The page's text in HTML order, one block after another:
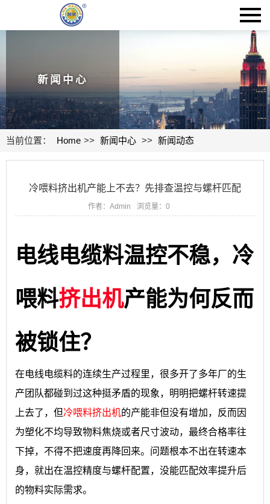
新闻中心
当前位置： Home >> 新闻中心 >> 新闻动态
冷喂料挤出机产能上不去？先排查温控与螺杆匹配
作者：Admin 浏览量： 0
电线电缆料温控不稳，冷
喂料挤出机产能为何反而
被锁住？
在电线电缆料的连续生产过程里，很多开了多年厂的生
产团队都碰到过这种挺矛盾的现象，明明把螺杆转速提
上去了，但冷喂料挤出机的产能非但没有增加，反而因
为塑化不均导致物料焦烧或者尺寸波动，最终合格率往
下掉，不得不把速度再降回来。问题根本不出在转速本
身，就出在温控精度与螺杆配置，没能匹配效率提升后
的物料实际需求。